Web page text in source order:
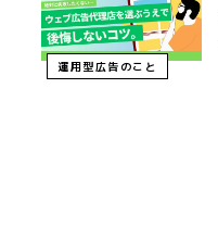
運用型広告のこと